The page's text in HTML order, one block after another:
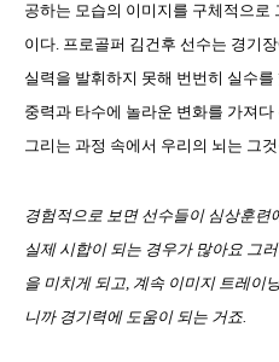
공하는 모습의 이미지를 구체적으로
이다. 프로골퍼 김건후 선수는 경기
실력을 발휘하지 못해 번번히 실수
중력과 타수에 놀라운 변화를 가져
그리는 과정 속에서 우리의 뇌는 그
경험적으로 보면 선수들이 심상훈
실제 시합이 되는 경우가 많아요 그
을 미치게 되고, 계속 이미지 트레이
니까 경기력에 도움이 되는 거죠.
-체육과학연구